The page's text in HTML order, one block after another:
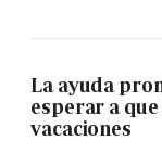
La ayuda
esperar a
vacaciones